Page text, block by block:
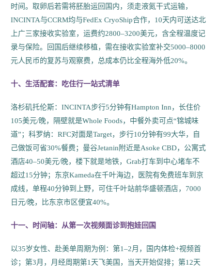
时间。取卵后若需将胚胎运回国内，须走液氮干式运输，
INCINTA与CCRM均与FedEx CryoShip合作，10天内可送达北
上广三家接收实验室，运费约2800–3200美元，含全程温度记
录与保险。回国后继续移植，需在接收实验室补交5000–8000
元人民币的复苏与观察费，总成本仍比全程海外低20%。
十、生活配套：吃住行一站式清单
洛杉矶托伦斯：INCINTA步行5分钟有Hampton Inn，长住价
105美元/晚，隔壁就是Whole Foods，中餐外卖可点“锦城味
道”；科罗纳：RFC对面是Target，步行10分钟有99大华，自
己做饭可省30%餐费；曼谷Jetanin附近是Asoke CBD，公寓式
酒店40–50美元/晚，楼下就是地铁，Grab打车到中心堵车不
超过15分钟；东京Kameda在千叶海边，医院有免费班车到京
成线，单程40分钟到上野，可住千叶站前华盛顿酒店，7000
日元/晚，比东京市区便宜40%。
十一、时间轴：从第一次视频面诊到抱娃回国
以35岁女性、赴美单周期为例：第1–2月，国内体检+视频首
诊；第3月，月经周期第1天飞美国，当天开始促排；第12天